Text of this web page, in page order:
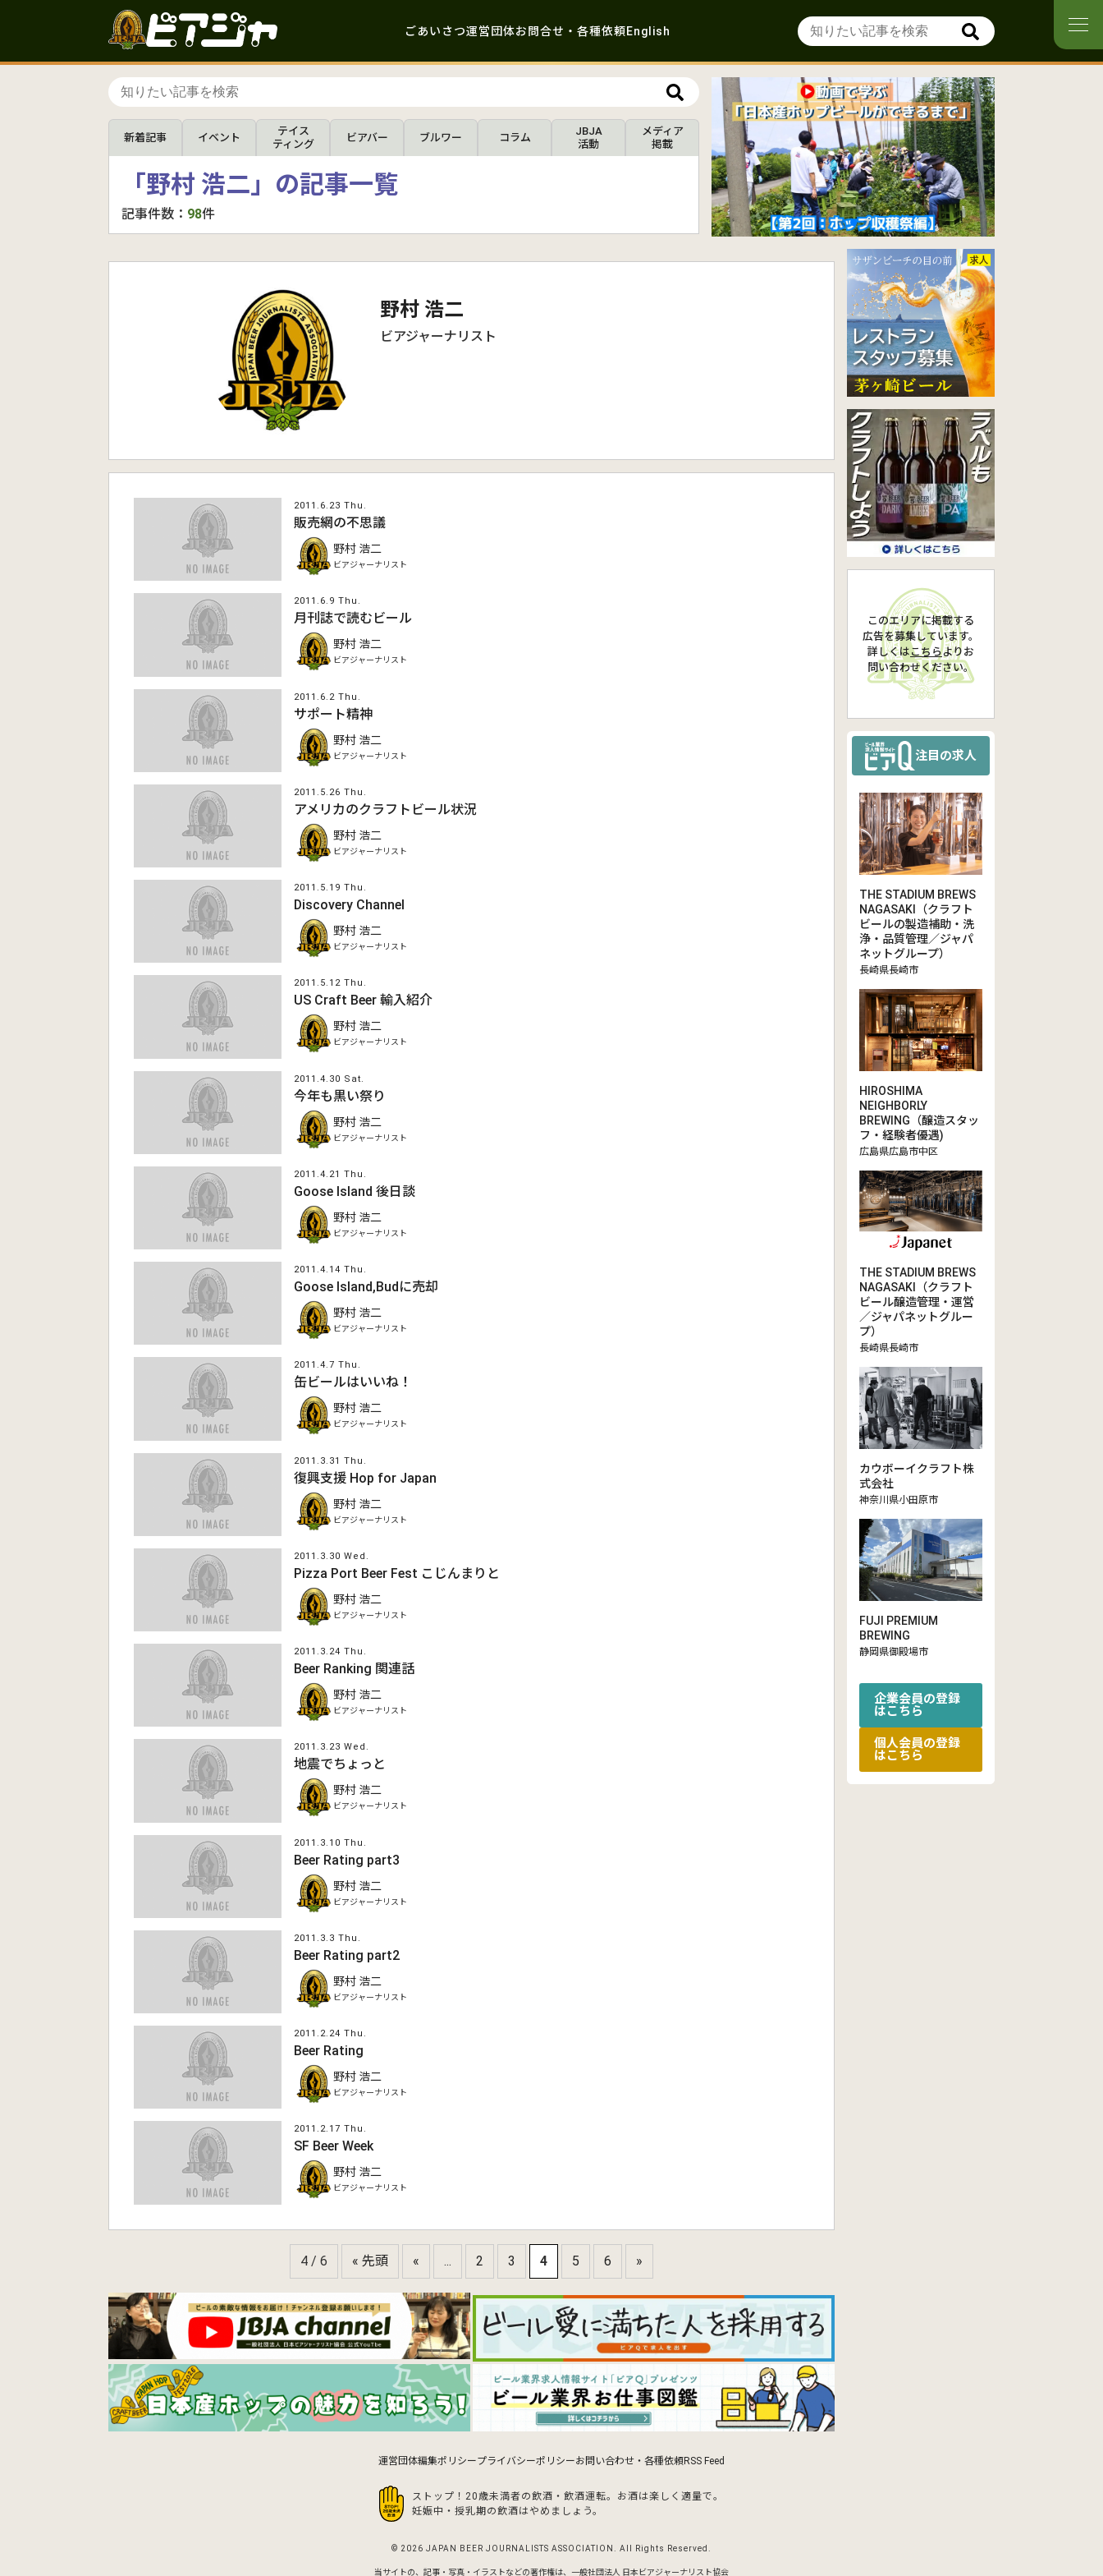
ごあいさつ運営団体お問合せ・各種依頼English
新着記事 イベント
テイス
ティング
ビアバー ブルワー コラム
JBJA
活動
メディア
掲載
「野村 浩二」の記事一覧
記事件数： 98件
野村 浩二
ビアジャーナリスト
2011.6.23 Thu.
販売網の不思議
野村 浩二
ビアジャーナリスト
2011.6.9 Thu.
月刊誌で読むビール
野村 浩二
ビアジャーナリスト
2011.6.2 Thu.
サポート精神
野村 浩二
ビアジャーナリスト
2011.5.26 Thu.
アメリカのクラフトビール状況
野村 浩二
ビアジャーナリスト
2011.5.19 Thu.
Discovery Channel
野村 浩二
ビアジャーナリスト
2011.5.12 Thu.
US Craft Beer 輸入紹介
野村 浩二
ビアジャーナリスト
2011.4.30 Sat.
今年も黒い祭り
野村 浩二
ビアジャーナリスト
2011.4.21 Thu.
Goose Island 後日談
野村 浩二
ビアジャーナリスト
2011.4.14 Thu.
Goose Island,Budに売却
野村 浩二
ビアジャーナリスト
2011.4.7 Thu.
缶ビールはいいね！
野村 浩二
ビアジャーナリスト
2011.3.31 Thu.
復興支援 Hop for Japan
野村 浩二
ビアジャーナリスト
2011.3.30 Wed.
Pizza Port Beer Fest こじんまりと
野村 浩二
ビアジャーナリスト
2011.3.24 Thu.
Beer Ranking 関連話
野村 浩二
ビアジャーナリスト
2011.3.23 Wed.
地震でちょっと
野村 浩二
ビアジャーナリスト
2011.3.10 Thu.
Beer Rating part3
野村 浩二
ビアジャーナリスト
2011.3.3 Thu.
Beer Rating part2
野村 浩二
ビアジャーナリスト
2011.2.24 Thu.
Beer Rating
野村 浩二
ビアジャーナリスト
2011.2.17 Thu.
SF Beer Week
野村 浩二
ビアジャーナリスト
4 / 6 « 先頭 « ... 2 3 4 5 6 »
このエリアに掲載する
広告を募集しています。
詳しくは こちらより お
問い合わせください。
注目の求人
THE STADIUM BREWS
NAGASAKI（クラフト
ビールの製造補助・洗
浄・品質管理／ジャパ
ネットグループ）
長崎県長崎市
HIROSHIMA
NEIGHBORLY
BREWING（醸造スタッ
フ・経験者優遇)
広島県広島市中区
THE STADIUM BREWS
NAGASAKI（クラフト
ビール醸造管理・運営
／ジャパネットグルー
プ）
長崎県長崎市
カウボーイクラフト株
式会社
神奈川県小田原市
FUJI PREMIUM
BREWING
静岡県御殿場市
企業会員の登録
はこちら
個人会員の登録
はこちら
運営団体編集ポリシープライバシーポリシーお問い合わせ・各種依頼RSS Feed
ストップ！20歳未満者の飲酒・飲酒運転。お酒は楽しく適量で。
妊娠中・授乳期の飲酒はやめましょう。
© 2026 JAPAN BEER JOURNALISTS ASSOCIATION. All Rights Reserved.
当サイトの、記事・写真・イラストなどの著作権は、 一般社団法人 日本ビアジャーナリスト協会